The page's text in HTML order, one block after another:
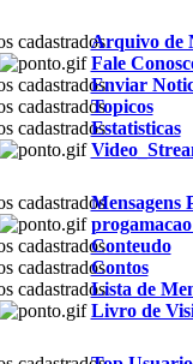
Arquivo de
Fale
Enviar
Topicos
Estatisticas
Mensagens
Conteudo
Contos
Lista de
Livro de